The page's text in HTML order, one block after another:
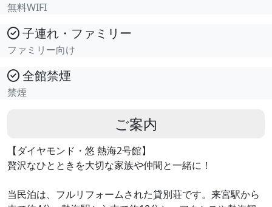
無料WIFI
子連れ・ファミリー
ファミリー向け
全館禁煙
禁煙
ご案内
【ダイヤモンド・悠 熱海2号館】
贅沢なひとときを大切な家族や仲間と一緒に！
当民泊は、フルリフォームされた貸別荘です。来宮駅から